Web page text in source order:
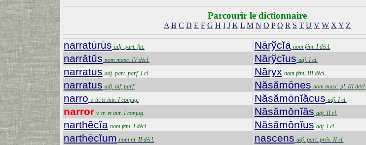
Parcourir le dictionnaire
A B C D E F G H I J K L M N O P Q R S T U V W X Y Z
narratūrūs adj. part. fut.
narrātŭs nom masc. IV décl.
narratus adj. part. parf. I cl.
narratus adj. inf. parf.
narro v. tr. et intr. I conjug.
narror v. tr. et intr. I conjug.
narthēcĭa nom fém. I décl.
narthēcĭum nom nt. II décl.
Nārўcĭa nom fém. I décl.
Nārўcĭus adj. I cl.
Nāryx nom fém. III décl.
Năsămōnes nom masc. pl. III décl.
Năsămōnĭăcus adj. I cl.
Năsămōnĭăs adj. II cl.
Năsămōnĭus adj. I cl.
nascens adj. part. prés. II cl.